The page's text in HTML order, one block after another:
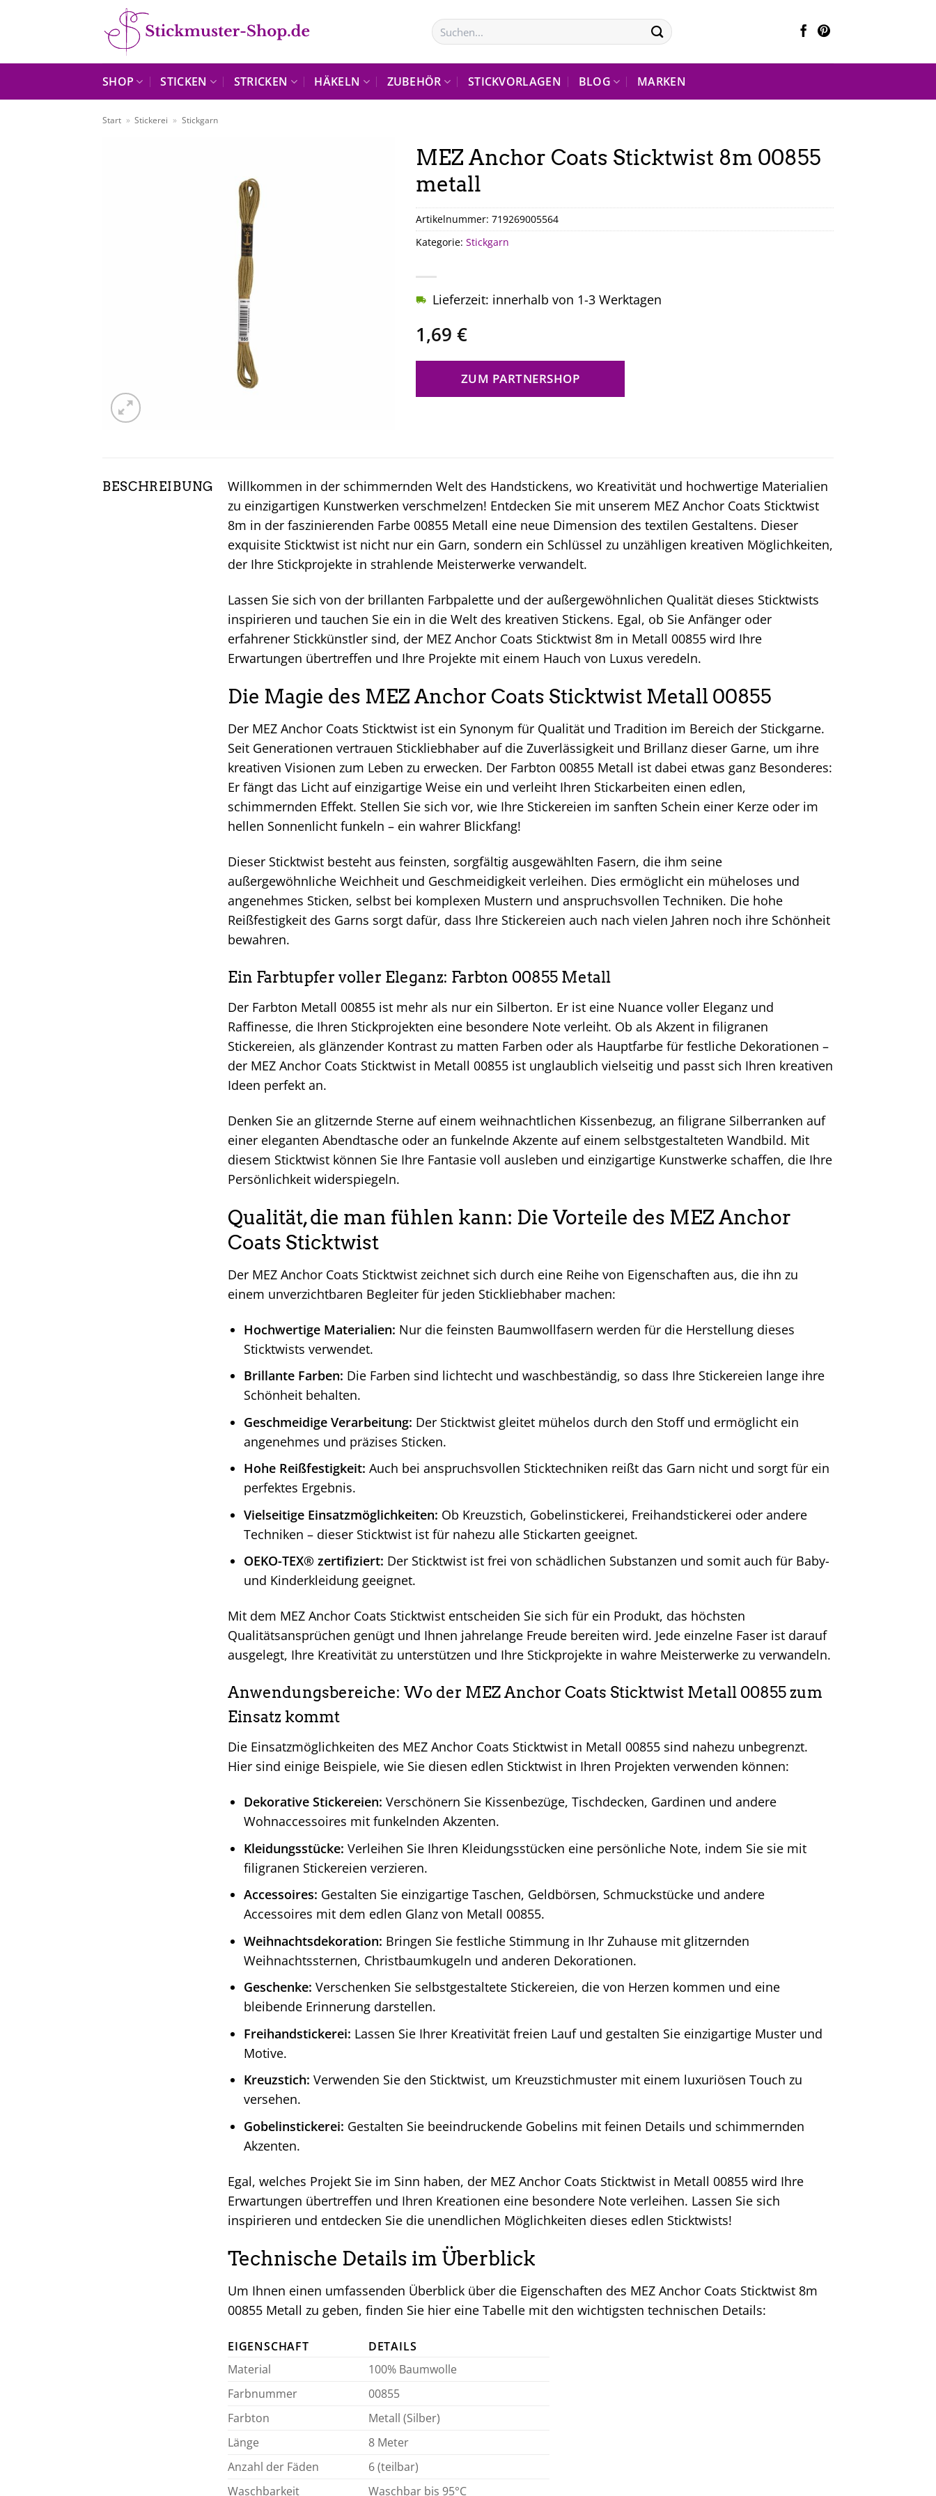
Suchen
nach:
SHOP STICKEN STRICKEN HÄKELN ZUBEHÖR STICKVORLAGEN BLOG MARKEN
Start » Stickerei » Stickgarn
MEZ Anchor Coats Sticktwist 8m 00855
metall
1,69 €
Lieferzeit: innerhalb von 1-3 Werktagen
ZUM PARTNERSHOP
Artikelnummer: 719269005564
Kategorie: Stickgarn
BESCHREIBUNG
Willkommen in der schimmernden Welt des Handstickens, wo Kreativität und hochwertige Materialien
zu einzigartigen Kunstwerken verschmelzen! Entdecken Sie mit unserem MEZ Anchor Coats Sticktwist
8m in der faszinierenden Farbe 00855 Metall eine neue Dimension des textilen Gestaltens. Dieser
exquisite Sticktwist ist nicht nur ein Garn, sondern ein Schlüssel zu unzähligen kreativen Möglichkeiten,
der Ihre Stickprojekte in strahlende Meisterwerke verwandelt.
Lassen Sie sich von der brillanten Farbpalette und der außergewöhnlichen Qualität dieses Sticktwists
inspirieren und tauchen Sie ein in die Welt des kreativen Stickens. Egal, ob Sie Anfänger oder
erfahrener Stickkünstler sind, der MEZ Anchor Coats Sticktwist 8m in Metall 00855 wird Ihre
Erwartungen übertreffen und Ihre Projekte mit einem Hauch von Luxus veredeln.
Die Magie des MEZ Anchor Coats Sticktwist Metall 00855
Der MEZ Anchor Coats Sticktwist ist ein Synonym für Qualität und Tradition im Bereich der Stickgarne.
Seit Generationen vertrauen Stickliebhaber auf die Zuverlässigkeit und Brillanz dieser Garne, um ihre
kreativen Visionen zum Leben zu erwecken. Der Farbton 00855 Metall ist dabei etwas ganz Besonderes:
Er fängt das Licht auf einzigartige Weise ein und verleiht Ihren Stickarbeiten einen edlen,
schimmernden Effekt. Stellen Sie sich vor, wie Ihre Stickereien im sanften Schein einer Kerze oder im
hellen Sonnenlicht funkeln – ein wahrer Blickfang!
Dieser Sticktwist besteht aus feinsten, sorgfältig ausgewählten Fasern, die ihm seine
außergewöhnliche Weichheit und Geschmeidigkeit verleihen. Dies ermöglicht ein müheloses und
angenehmes Sticken, selbst bei komplexen Mustern und anspruchsvollen Techniken. Die hohe
Reißfestigkeit des Garns sorgt dafür, dass Ihre Stickereien auch nach vielen Jahren noch ihre Schönheit
bewahren.
Ein Farbtupfer voller Eleganz: Farbton 00855 Metall
Der Farbton Metall 00855 ist mehr als nur ein Silberton. Er ist eine Nuance voller Eleganz und
Raffinesse, die Ihren Stickprojekten eine besondere Note verleiht. Ob als Akzent in filigranen
Stickereien, als glänzender Kontrast zu matten Farben oder als Hauptfarbe für festliche Dekorationen –
der MEZ Anchor Coats Sticktwist in Metall 00855 ist unglaublich vielseitig und passt sich Ihren kreativen
Ideen perfekt an.
Denken Sie an glitzernde Sterne auf einem weihnachtlichen Kissenbezug, an filigrane Silberranken auf
einer eleganten Abendtasche oder an funkelnde Akzente auf einem selbstgestalteten Wandbild. Mit
diesem Sticktwist können Sie Ihre Fantasie voll ausleben und einzigartige Kunstwerke schaffen, die Ihre
Persönlichkeit widerspiegeln.
Qualität, die man fühlen kann: Die Vorteile des MEZ Anchor
Coats Sticktwist
Der MEZ Anchor Coats Sticktwist zeichnet sich durch eine Reihe von Eigenschaften aus, die ihn zu
einem unverzichtbaren Begleiter für jeden Stickliebhaber machen:
Hochwertige Materialien: Nur die feinsten Baumwollfasern werden für die Herstellung dieses
Sticktwists verwendet.
Brillante Farben: Die Farben sind lichtecht und waschbeständig, so dass Ihre Stickereien lange ihre
Schönheit behalten.
Geschmeidige Verarbeitung: Der Sticktwist gleitet mühelos durch den Stoff und ermöglicht ein
angenehmes und präzises Sticken.
Hohe Reißfestigkeit: Auch bei anspruchsvollen Sticktechniken reißt das Garn nicht und sorgt für ein
perfektes Ergebnis.
Vielseitige Einsatzmöglichkeiten: Ob Kreuzstich, Gobelinstickerei, Freihandstickerei oder andere
Techniken – dieser Sticktwist ist für nahezu alle Stickarten geeignet.
OEKO-TEX® zertifiziert: Der Sticktwist ist frei von schädlichen Substanzen und somit auch für Baby-
und Kinderkleidung geeignet.
Mit dem MEZ Anchor Coats Sticktwist entscheiden Sie sich für ein Produkt, das höchsten
Qualitätsansprüchen genügt und Ihnen jahrelange Freude bereiten wird. Jede einzelne Faser ist darauf
ausgelegt, Ihre Kreativität zu unterstützen und Ihre Stickprojekte in wahre Meisterwerke zu verwandeln.
Anwendungsbereiche: Wo der MEZ Anchor Coats Sticktwist Metall 00855 zum
Einsatz kommt
Die Einsatzmöglichkeiten des MEZ Anchor Coats Sticktwist in Metall 00855 sind nahezu unbegrenzt.
Hier sind einige Beispiele, wie Sie diesen edlen Sticktwist in Ihren Projekten verwenden können:
Dekorative Stickereien: Verschönern Sie Kissenbezüge, Tischdecken, Gardinen und andere
Wohnaccessoires mit funkelnden Akzenten.
Kleidungsstücke: Verleihen Sie Ihren Kleidungsstücken eine persönliche Note, indem Sie sie mit
filigranen Stickereien verzieren.
Accessoires: Gestalten Sie einzigartige Taschen, Geldbörsen, Schmuckstücke und andere
Accessoires mit dem edlen Glanz von Metall 00855.
Weihnachtsdekoration: Bringen Sie festliche Stimmung in Ihr Zuhause mit glitzernden
Weihnachtssternen, Christbaumkugeln und anderen Dekorationen.
Geschenke: Verschenken Sie selbstgestaltete Stickereien, die von Herzen kommen und eine
bleibende Erinnerung darstellen.
Freihandstickerei: Lassen Sie Ihrer Kreativität freien Lauf und gestalten Sie einzigartige Muster und
Motive.
Kreuzstich: Verwenden Sie den Sticktwist, um Kreuzstichmuster mit einem luxuriösen Touch zu
versehen.
Gobelinstickerei: Gestalten Sie beeindruckende Gobelins mit feinen Details und schimmernden
Akzenten.
Egal, welches Projekt Sie im Sinn haben, der MEZ Anchor Coats Sticktwist in Metall 00855 wird Ihre
Erwartungen übertreffen und Ihren Kreationen eine besondere Note verleihen. Lassen Sie sich
inspirieren und entdecken Sie die unendlichen Möglichkeiten dieses edlen Sticktwists!
Technische Details im Überblick
Um Ihnen einen umfassenden Überblick über die Eigenschaften des MEZ Anchor Coats Sticktwist 8m
00855 Metall zu geben, finden Sie hier eine Tabelle mit den wichtigsten technischen Details:
EIGENSCHAFT
DETAILS
Material
100% Baumwolle
Farbnummer
00855
Farbton
Metall (Silber)
Länge
8 Meter
Anzahl der Fäden
6 (teilbar)
Waschbarkeit
Waschbar bis 95°C